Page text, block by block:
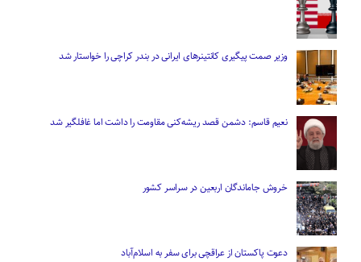
وزیر صمت پیگیری کانتینر‌های ایرانی در بندر کراچی را خواستار شد
نعیم قاسم: دشمن قصد ریشه‌کنی مقاومت را داشت اما غافلگیر شد
خروش جاماندگان اربعین در سراسر کشور
دعوت پاکستان از عراقچی برای سفر به اسلام‌آباد